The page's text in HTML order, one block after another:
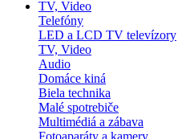
TV, Video
Telefóny
LED a LCD TV televízory
TV, Video
Audio
Domáce kiná
Biela technika
Malé spotrebiče
Multimédiá a zábava
Fotoaparáty a kamery